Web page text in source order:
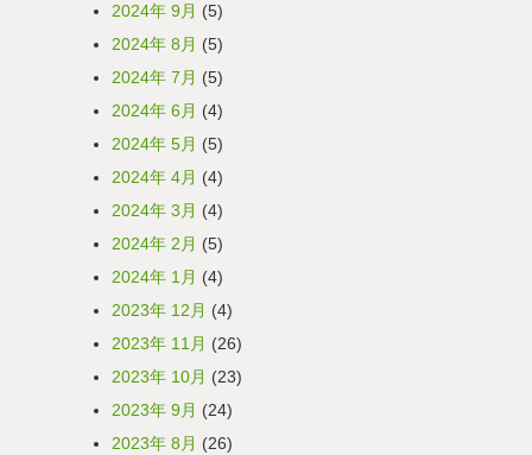
2024年 9月 (5)
2024年 8月 (5)
2024年 7月 (5)
2024年 6月 (4)
2024年 5月 (5)
2024年 4月 (4)
2024年 3月 (4)
2024年 2月 (5)
2024年 1月 (4)
2023年 12月 (4)
2023年 11月 (26)
2023年 10月 (23)
2023年 9月 (24)
2023年 8月 (26)